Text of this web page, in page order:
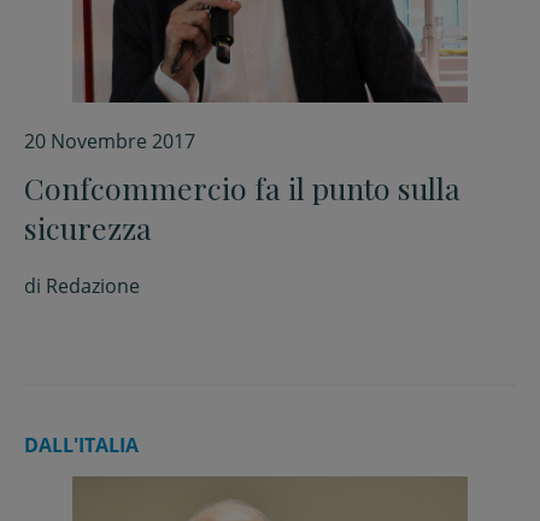
20 Novembre 2017
Confcommercio fa il punto sulla
sicurezza
di Redazione
DALL'ITALIA